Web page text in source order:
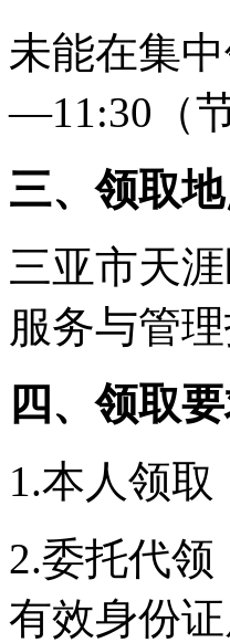
未能在集
—11:30（
三、领取
三亚市天
服务与管
四、领取
1.本人领
2.委托代
有效身份